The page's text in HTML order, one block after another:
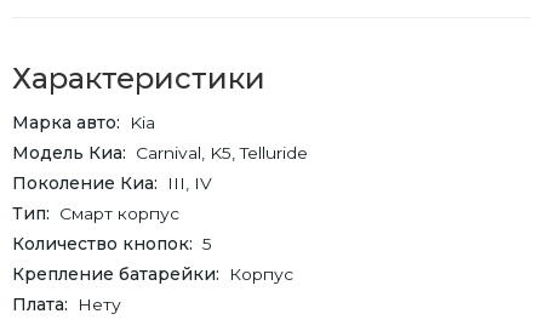
Характеристики
Марка авто
Kia
Модель Киа
Carnival, K5, Telluride
Поколение Киа
III, IV
Тип
Смарт корпус
Количество кнопок
5
Крепление батарейки
Корпус
Плата
Нету